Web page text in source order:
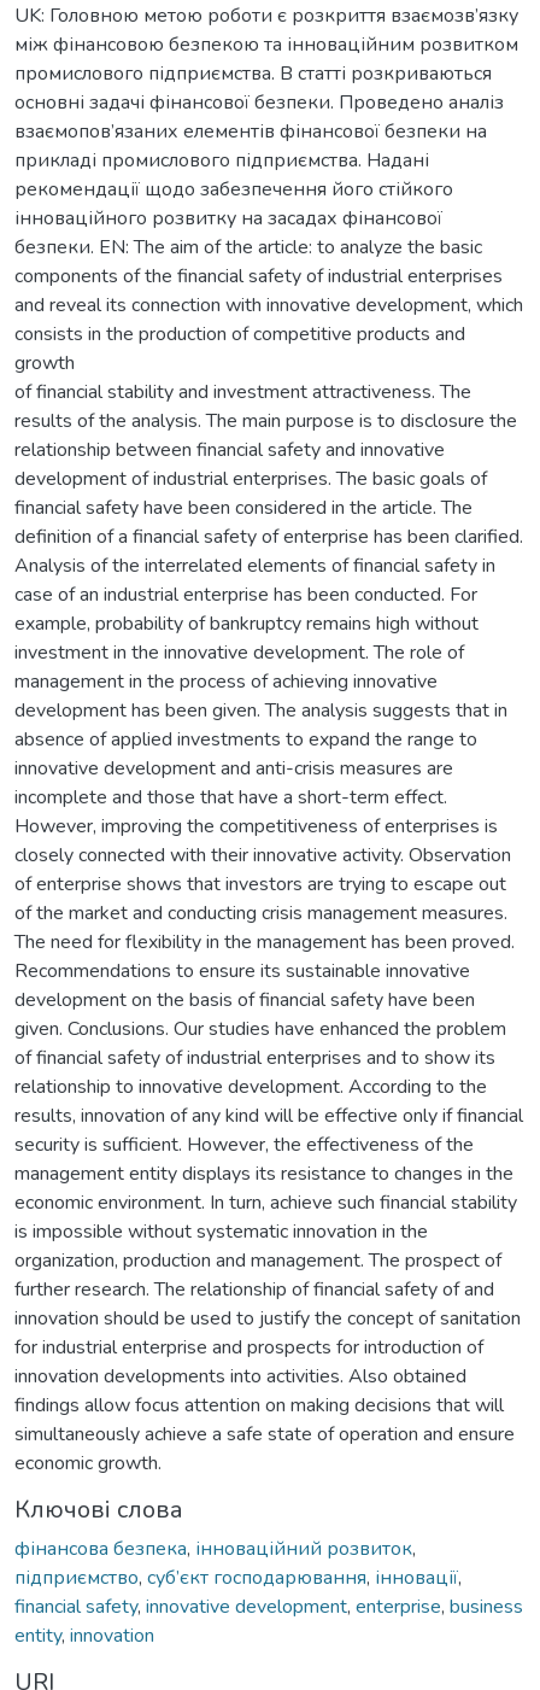
UK: Головною метою роботи є розкриття взаємозв’язку
між фінансовою безпекою та інноваційним розвитком
промислового підприємства. В статті розкриваються
основні задачі фінансової безпеки. Проведено аналіз
взаємопов’язаних елементів фінансової безпеки на
прикладі промислового підприємства. Надані
рекомендації щодо забезпечення його стійкого
інноваційного розвитку на засадах фінансової
безпеки. EN: The aim of the article: to analyze the basic
components of the financial safety of industrial enterprises
and reveal its connection with innovative development, which
consists in the production of competitive products and
growth
of financial stability and investment attractiveness. The
results of the analysis. The main purpose is to disclosure the
relationship between financial safety and innovative
development of industrial enterprises. The basic goals of
financial safety have been considered in the article. The
definition of a financial safety of enterprise has been clarified.
Analysis of the interrelated elements of financial safety in
case of an industrial enterprise has been conducted. For
example, probability of bankruptcy remains high without
investment in the innovative development. The role of
management in the process of achieving innovative
development has been given. The analysis suggests that in
absence of applied investments to expand the range to
innovative development and anti-crisis measures are
incomplete and those that have a short-term effect.
However, improving the competitiveness of enterprises is
closely connected with their innovative activity. Observation
of enterprise shows that investors are trying to escape out
of the market and conducting crisis management measures.
The need for flexibility in the management has been proved.
Recommendations to ensure its sustainable innovative
development on the basis of financial safety have been
given. Conclusions. Our studies have enhanced the problem
of financial safety of industrial enterprises and to show its
relationship to innovative development. According to the
results, innovation of any kind will be effective only if financial
security is sufficient. However, the effectiveness of the
management entity displays its resistance to changes in the
economic environment. In turn, achieve such financial stability
is impossible without systematic innovation in the
organization, production and management. The prospect of
further research. The relationship of financial safety of and
innovation should be used to justify the concept of sanitation
for industrial enterprise and prospects for introduction of
innovation developments into activities. Also obtained
findings allow focus attention on making decisions that will
simultaneously achieve a safe state of operation and ensure
economic growth.
Ключові слова
фінансова безпека, інноваційний розвиток,
підприємство, суб’єкт господарювання, інновації,
financial safety, innovative development, enterprise, business
entity, innovation
URI